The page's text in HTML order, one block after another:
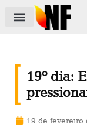
19º dia:
19 de fevereiro